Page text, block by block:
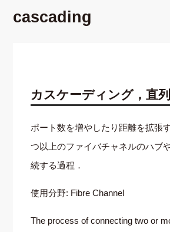
cascading
カスケーディング，直
ポート数を増やしたり距離を拡張
つ以上のファイバチャネルのハブ
続する過程．
使用分野: Fibre Channel
The process of connecting two or